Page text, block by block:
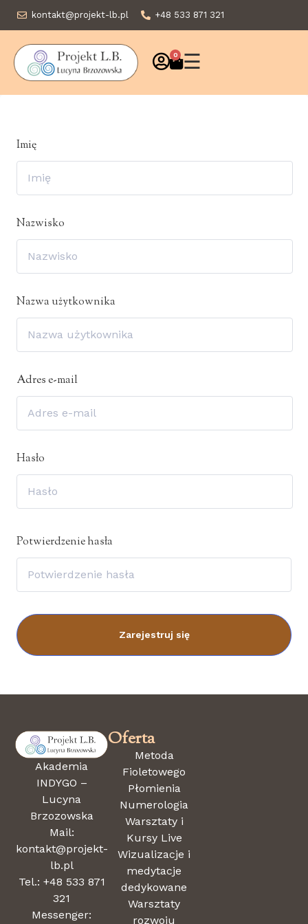
kontakt@projekt-lb.pl +48 533 871 321
0 ☰
Imię
Nazwisko
Nazwa użytkownika
Adres e-mail
Hasło
Potwierdzenie hasła
Zarejestruj się
Akademia
INDYGO –
Lucyna
Brzozowska
Mail:
kontakt@projekt-
lb.pl
Tel.: +48 533 871
321
Messenger:
Oferta
Metoda
Fioletowego
Płomienia
Numerologia
Warsztaty i
Kursy Live
Wizualizacje i
medytacje
dedykowane
Warsztaty
rozwoju